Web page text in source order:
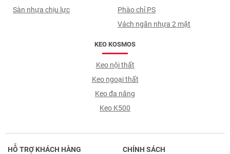
Phào chỉ PS
Vách ngăn nhựa 2 mặt
Sàn nhựa chịu lực
KEO KOSMOS
Keo nội thất
Keo ngoại thất
Keo đa năng
Keo K500
HỖ TRỢ KHÁCH HÀNG CHÍNH SÁCH